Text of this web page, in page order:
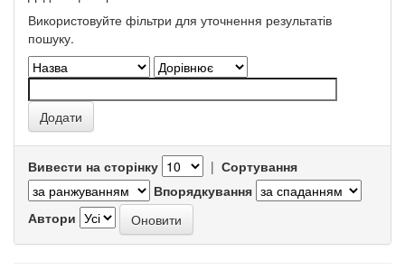
Використовуйте фільтри для уточнення результатів
пошуку.
Вивести на сторінку | Сортування
Впорядкування
Автори